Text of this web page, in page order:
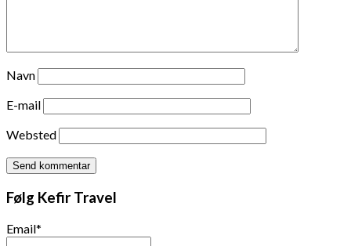
Navn
E-mail
Websted
Følg Kefir Travel
Email*